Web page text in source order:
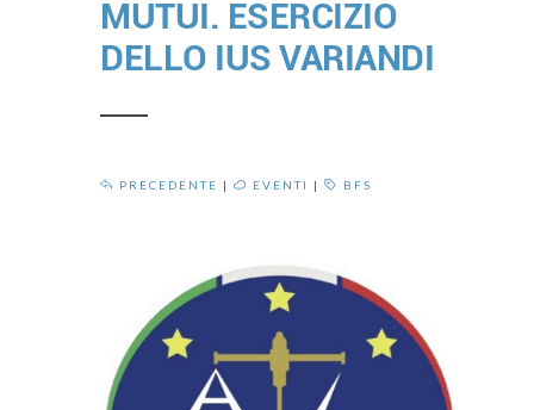
MUTUI. ESERCIZIO
DELLO IUS VARIANDI
PRECEDENTE | EVENTI | BFS